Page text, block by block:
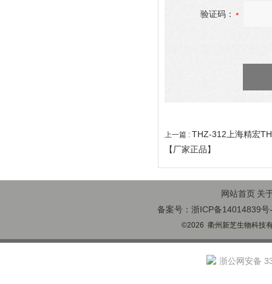
验证码：
上一篇 : THZ-312上海精宏
【厂家正品】
网站首页 关
备案号：浙ICP备14014839号
©2026 衢州新芝生物科技
浙公网安备